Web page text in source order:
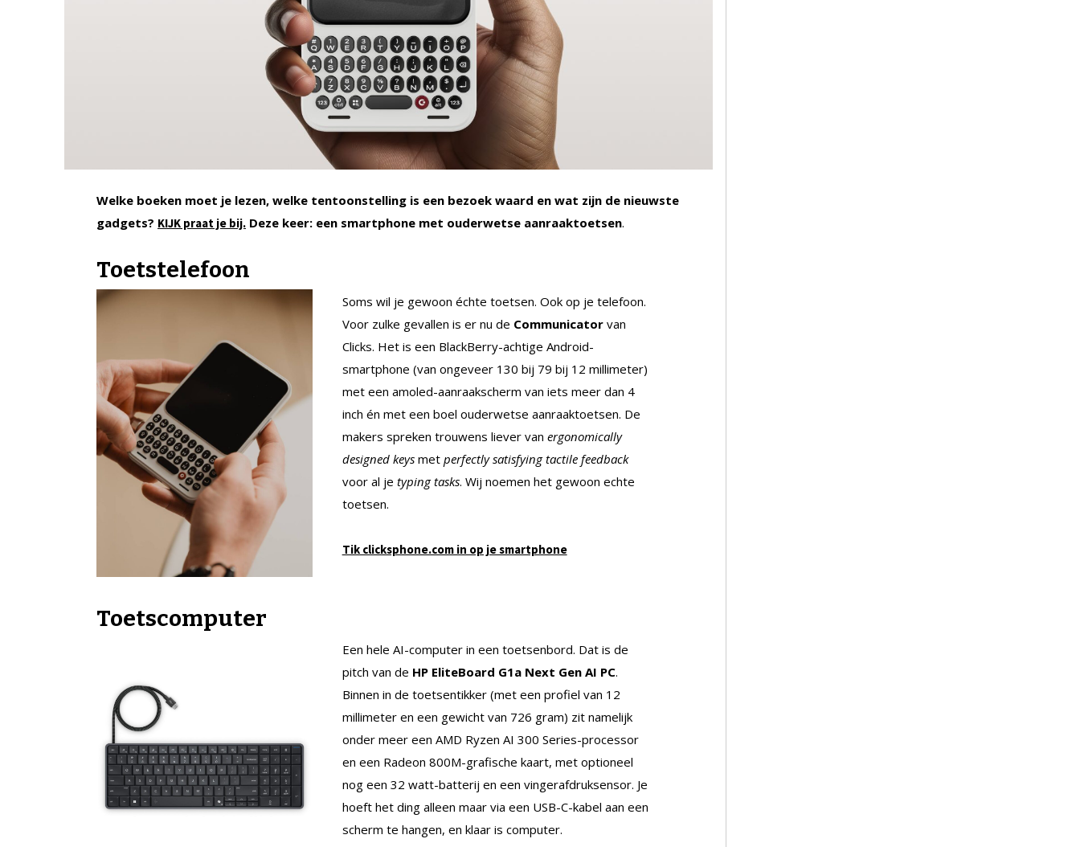
Welke boeken moet je lezen, welke tentoonstelling is een bezoek waard en wat zijn de nieuwste
gadgets? KIJK praat je bij. Deze keer: een smartphone met ouderwetse aanraaktoetsen.
Toetstelefoon
Soms wil je gewoon échte toetsen. Ook op je telefoon.
Voor zulke gevallen is er nu de Communicatorvan
Clicks. Het is een BlackBerry-achtige Android-
smartphone (van ongeveer 130 bij 79 bij 12 millimeter)
met een amoled-aanraakscherm van iets meer dan 4
inch én met een boel ouderwetse aanraaktoetsen. De
makers spreken trouwens liever van ergonomically
designed keysmet perfectly satisfying tactile feedback
voor al je typing tasks. Wij noemen het gewoon echte
toetsen.
Tik clicksphone.com in op je smartphone
Toetscomputer
Een hele AI-computer in een toetsenbord. Dat is de
pitch van de HP EliteBoard G1a Next Gen AI PC.
Binnen in de toetsentikker (met een profiel van 12
millimeter en een gewicht van 726 gram) zit namelijk
onder meer een AMD Ryzen AI 300 Series-processor
en een Radeon 800M-grafische kaart, met optioneel
nog een 32 watt-batterij en een vingerafdruksensor. Je
hoeft het ding alleen maar via een USB-C-kabel aan een
scherm te hangen, en klaar is computer.